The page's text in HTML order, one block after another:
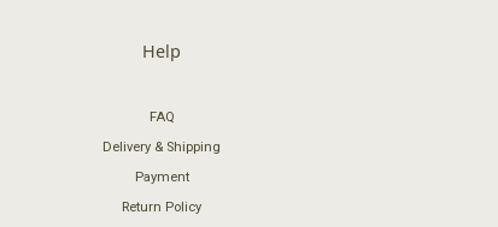
Help
FAQ
Delivery & Shipping
Payment
Return Policy